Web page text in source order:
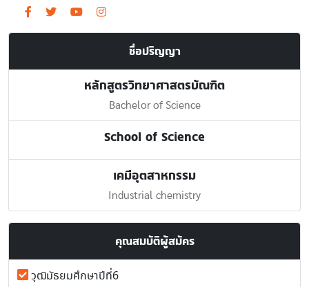
ชื่อปริญญา
หลักสูตรวิทยาศาสตรบัณฑิต
Bachelor of Science
School of Science
เคมีอุตสาหกรรม
Industrial chemistry
คุณสมบัติผู้สมัคร
วุฒิมัธยมศึกษาปีที่6